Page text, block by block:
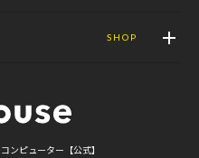
SHOP
ンピューター【公式】